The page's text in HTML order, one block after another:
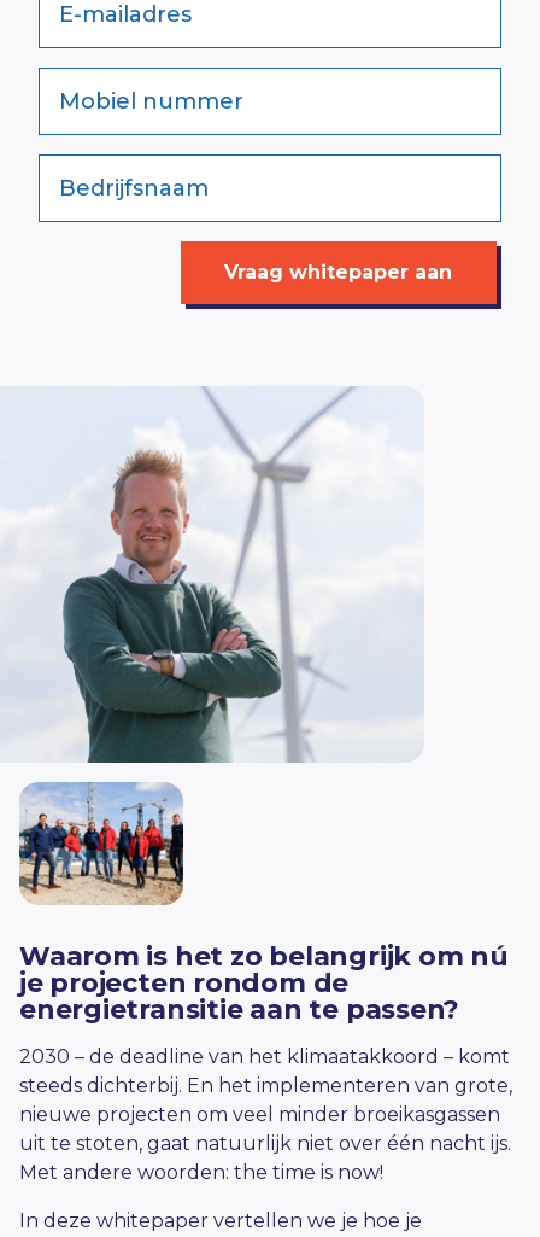
E-mailadres
Mobiel nummer
Bedrijfsnaam
Vraag whitepaper aan
Waarom is het zo belangrijk om nú
je projecten rondom de
energietransitie aan te passen?
2030 – de deadline van het klimaatakkoord – komt
steeds dichterbij. En het implementeren van grote,
nieuwe projecten om veel minder broeikasgassen
uit te stoten, gaat natuurlijk niet over één nacht ijs.
Met andere woorden: the time is now!
In deze whitepaper vertellen we je hoe je